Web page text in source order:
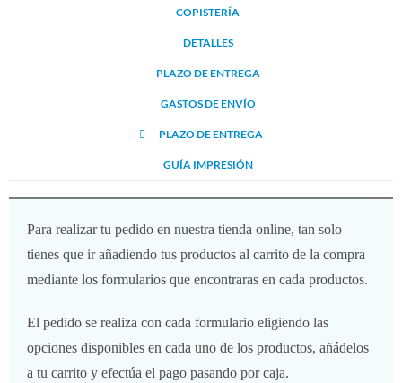
COPISTERÍA
DETALLES
PLAZO DE ENTREGA
GASTOS DE ENVÍO
PLAZO DE ENTREGA
GUÍA IMPRESIÓN
Para realizar tu pedido en nuestra tienda online, tan solo
tienes que ir añadiendo tus productos al carrito de la compra
mediante los formularios que encontraras en cada productos.
El pedido se realiza con cada formulario eligiendo las
opciones disponibles en cada uno de los productos, añádelos
a tu carrito y efectúa el pago pasando por caja.